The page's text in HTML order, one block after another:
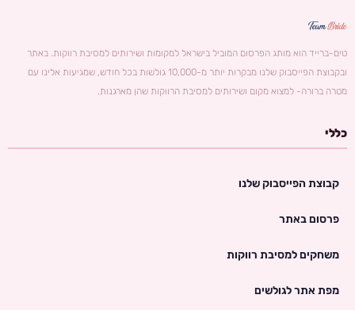
טים-ברייד הוא מותג הפרסום המוביל בישראל למקומות ושירותים למסיבת רווקות. באתר
ובקבוצת הפייסבוק שלנו מבקרות יותר מ-10,000 גולשות בכל חודש, שמגיעות אלינו עם
מטרה ברורה- למצוא מקום ושירותים למסיבת הרווקות שהן מארגנות.
כללי
קבוצת הפייסבוק שלנו
פרסום באתר
משחקים למסיבת רווקות
מפת אתר לגולשים